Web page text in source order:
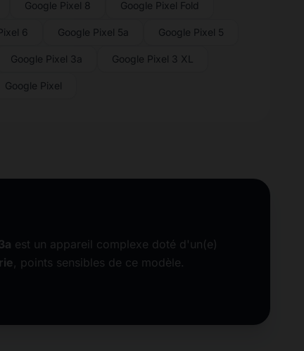
Google Pixel 8 Google Pixel Fold
6 Google Pixel 5a Google Pixel 5
Google Pixel 3a Google Pixel 3 XL
Google Pixel
est un appareil complexe doté d'un(e)
, points sensibles de ce modèle.